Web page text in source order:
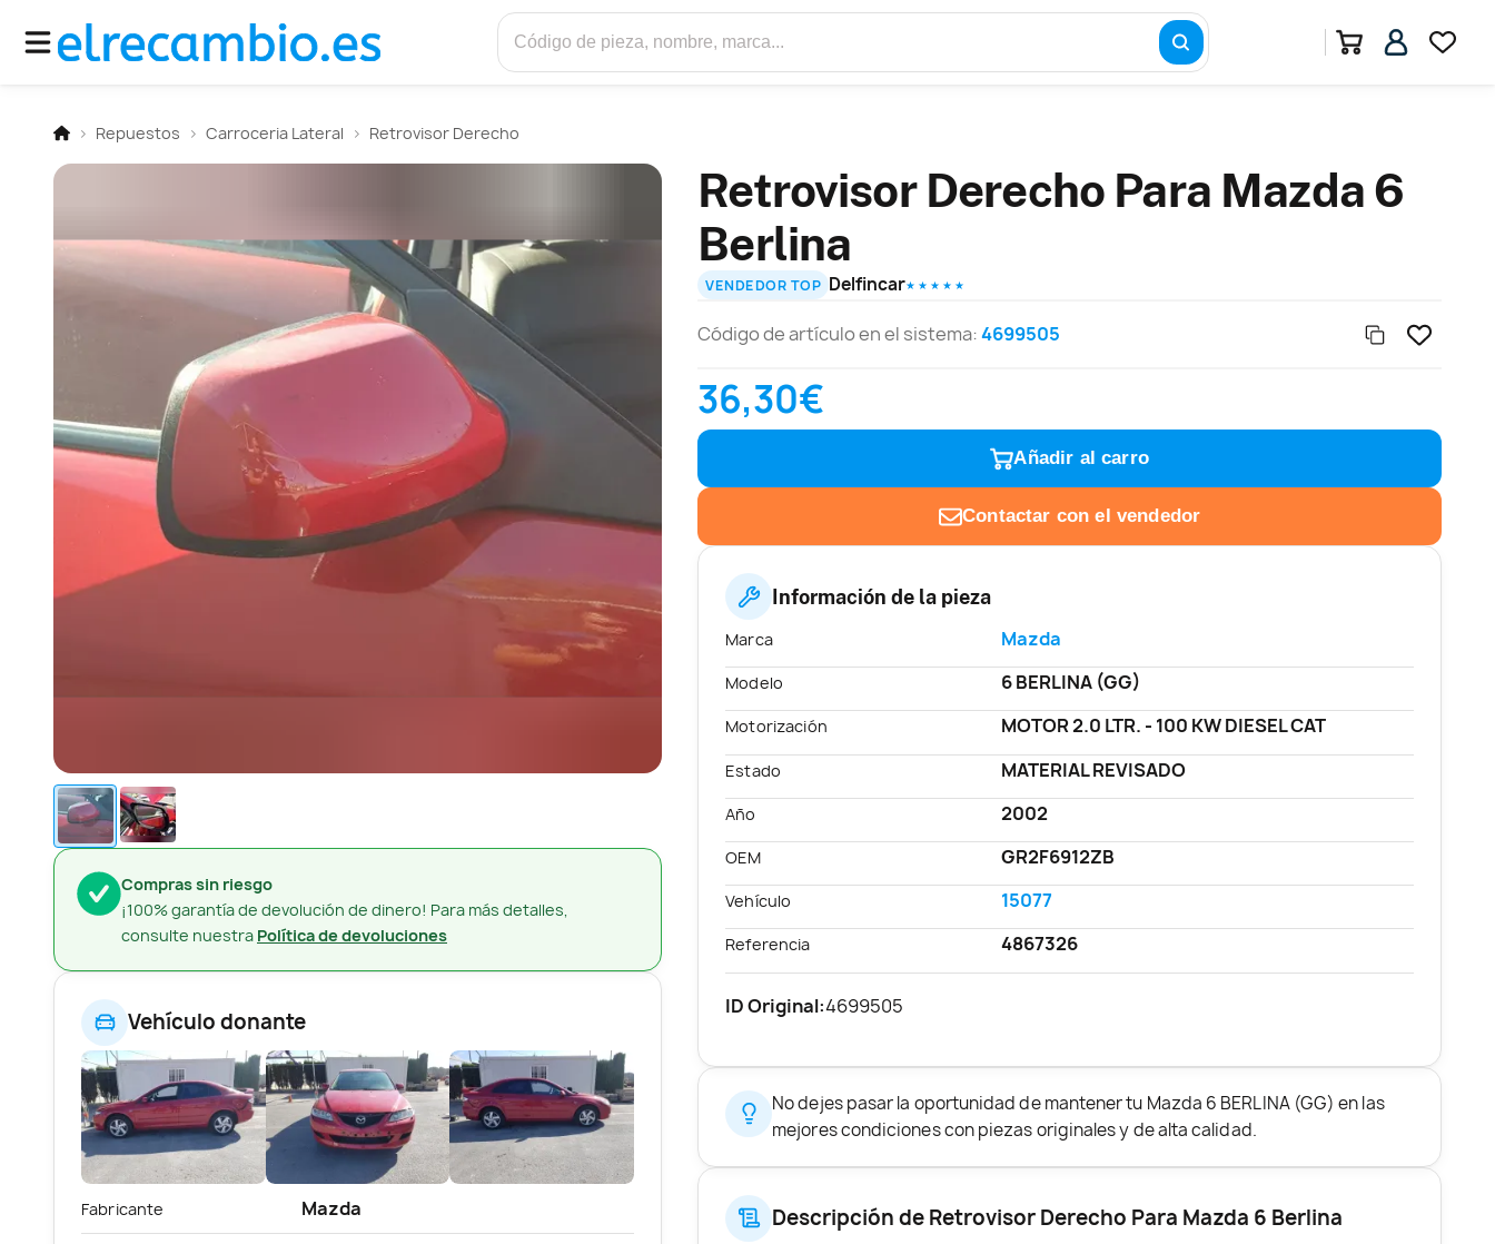
Repuestos Carroceria Lateral Retrovisor Derecho
Compras sin riesgo
¡100% garantía de devolución de dinero! Para más detalles,
consulte nuestra Política de devoluciones
Vehículo donante
Fabricante Mazda
Retrovisor Derecho Para Mazda 6
Berlina
VENDEDOR TOP Delfincar★ ★ ★ ★ ★
Código de artículo en el sistema:4699505
36,30€
Añadir al carro
Contactar con el vendedor
Información de la pieza
Marca Mazda
Modelo 6 BERLINA (GG)
Motorización MOTOR 2.0 LTR. - 100 KW DIESEL CAT
Estado MATERIAL REVISADO
Año 2002
OEM GR2F6912ZB
Vehículo 15077
Referencia 4867326
ID Original:4699505
No dejes pasar la oportunidad de mantener tu Mazda 6 BERLINA (GG) en las
mejores condiciones con piezas originales y de alta calidad.
Descripción de Retrovisor Derecho Para Mazda 6 Berlina